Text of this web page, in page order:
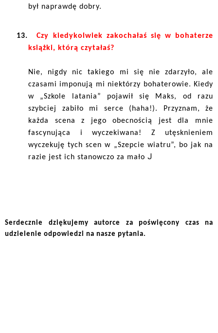
był naprawdę dobry.
13.
Czy kiedykolwiek zakochałaś się w bohaterze
książki, którą czytałaś?
Nie, nigdy nic takiego mi się nie zdarzyło, ale
czasami imponują mi niektórzy bohaterowie. Kiedy
w „Szkole latania” pojawił się Maks, od razu
szybciej zabiło mi serce (haha!). Przyznam, że
każda scena z jego obecnością jest dla mnie
fascynująca i wyczekiwana! Z utęsknieniem
wyczekuję tych scen w „Szepcie wiatru”, bo jak na
razie jest ich stanowczo za mało J
Serdecznie dziękujemy autorce za poświęcony czas na
udzielenie odpowiedzi na nasze pytania.